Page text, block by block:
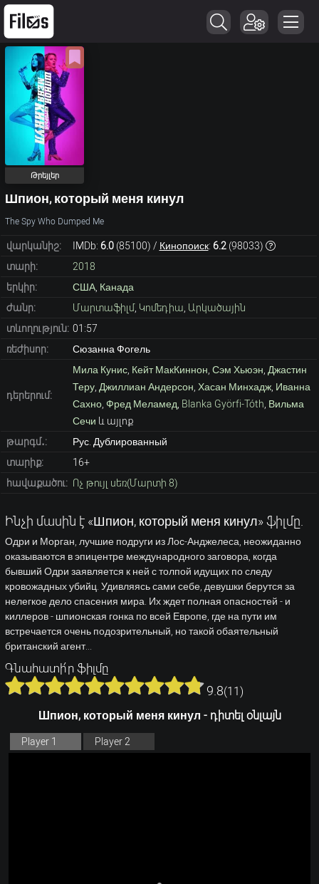
Թրեյլեր
Шпион, который меня кинул
The Spy Who Dumped Me
վարկանիշ: IMDb: 6.0(85100) / Кинопоиск: 6.2(98033)
տարի:
2018
երկիր:
США, Канада
ժանր:
Մարտաֆիլմ, Կոմեդիա Արկածային
տևողություն: 01:57
ռեժիսոր:
Сюзанна Фогель
դերերում:
Мила Кунис, Кейт МакКиннон Сэм Хьюэн Джастин
Теру, Джиллиан Андерсон Хасан Минхадж, Иванна
Сахно, Фред Меламед Blanka Györfi-Tóth Вильма
Сечи և այլոք
թարգմ․:
Рус. Дублированный
տարիք:
16+
հավաքածու: Ոչ թույլ սեռ(Մարտի 8)
Ինչի մասին է «Шпион, который меня кинул» ֆիլմը.
Одри и Морган, лучшие подруги из Лос-Анджелеса, неожиданно
оказываются в эпицентре международного заговора, когда
бывший Одри заявляется к ней с толпой идущих по следу
кровожадных убийц. Удивляясь сами себе, девушки берутся за
нелегкое дело спасения мира. Их ждет полная опасностей - и
киллеров - шпионская гонка по всей Европе, где на пути им
встречается очень подозрительный, но такой обаятельный
британский агент...
Գնահատի՛ր ֆիլմը
9.8(11)
Шпион, который меня кинул - դիտել օնլայն
Player 1 Player 2